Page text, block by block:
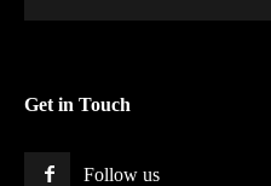
Get in Touch
Follow us